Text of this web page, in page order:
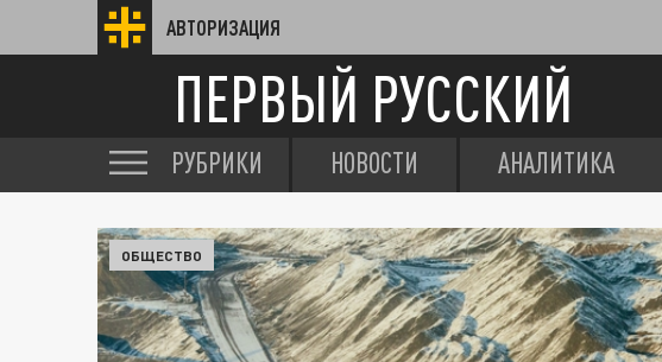
АВТОРИЗАЦИЯ
ПЕРВЫЙ РУССКИЙ
РУБРИКИ НОВОСТИ АНАЛИТИКА
ОБЩЕСТВО